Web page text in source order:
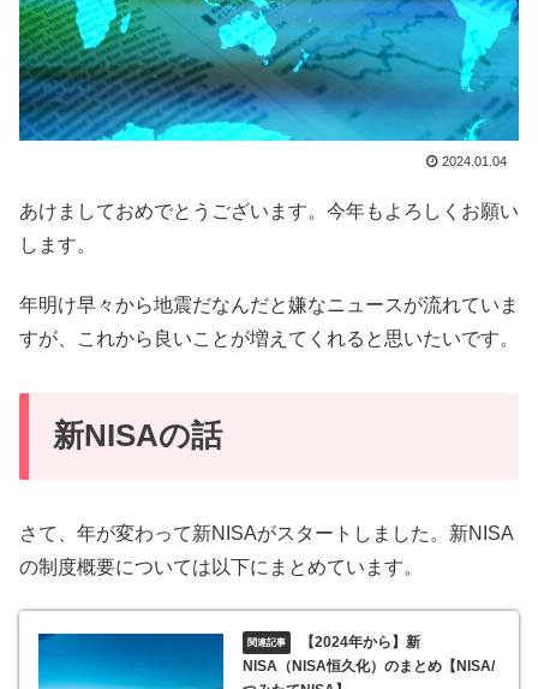
2024.01.04
あけましておめでとうございます。今年もよろしくお願い
します。
年明け早々から地震だなんだと嫌なニュースが流れていま
すが、これから良いことが増えてくれると思いたいです。
新NISAの話
さて、年が変わって新NISAがスタートしました。新NISA
の制度概要については以下にまとめています。
【2024年から】新
NISA（NISA恒久化）のまとめ【NISA/